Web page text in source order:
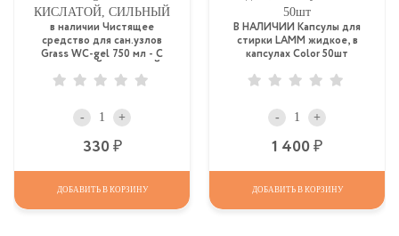
в наличии Чистящее
средство для сан.узлов
Grass WC-gel 750 мл - С
- +
330
ДОБАВИТЬ В КОРЗИНУ
В НАЛИЧИИ Капсулы для
стирки LAMM жидкое, в
капсулах Color 50шт
- +
1 400
ДОБАВИТЬ В КОРЗИНУ